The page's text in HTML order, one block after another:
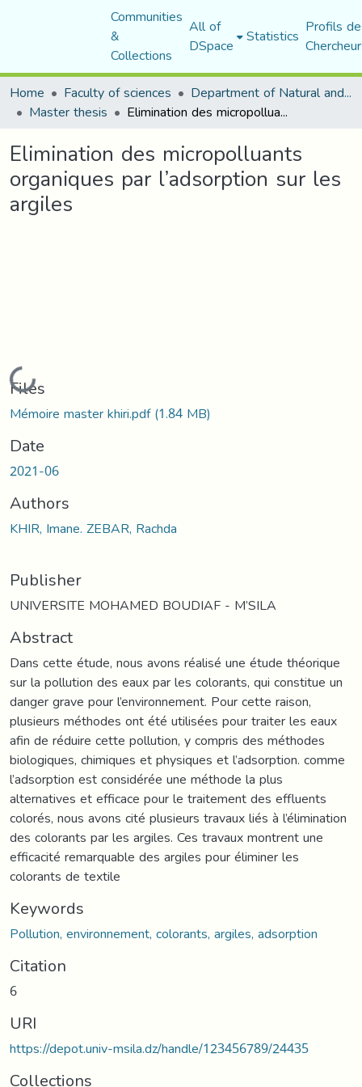
Communities
&
Collections
All of
DSpace Statistics Profils
Home
Faculty of sciences Department of Natural and Life Sciences
Master thesis Elimination des micropolluants organiques par l’adsorption sur les argiles
Elimination des micropolluants
organiques par l’adsorption sur les
argiles
Loading...
Files
Mémoire master khiri.pdf(1.84 MB)
Date
2021-06
Authors
KHIR, Imane. ZEBAR, Rachda
Publisher
UNIVERSITE MOHAMED BOUDIAF - M’SILA
Abstract
Dans cette étude, nous avons réalisé une étude théorique
sur la pollution des eaux par les colorants, qui constitue un
danger grave pour l’environnement. Pour cette raison,
plusieurs méthodes ont été utilisées pour traiter les eaux
afin de réduire cette pollution, y compris des méthodes
biologiques, chimiques et physiques et l’adsorption. comme
l’adsorption est considérée une méthode la plus
alternatives et efficace pour le traitement des effluents
colorés, nous avons cité plusieurs travaux liés à l’élimination
des colorants par les argiles. Ces travaux montrent une
efficacité remarquable des argiles pour éliminer les
colorants de textile
Keywords
Pollution, environnement, colorants, argiles, adsorption
Citation
6
URI
https://depot.univ-msila.dz/handle/123456789/24435
Collections